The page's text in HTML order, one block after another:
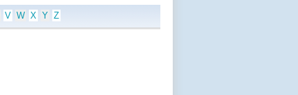
V W X Y Z